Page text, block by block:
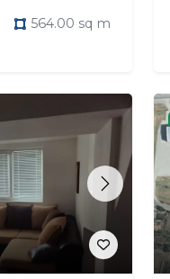
564.00 sq m
Next